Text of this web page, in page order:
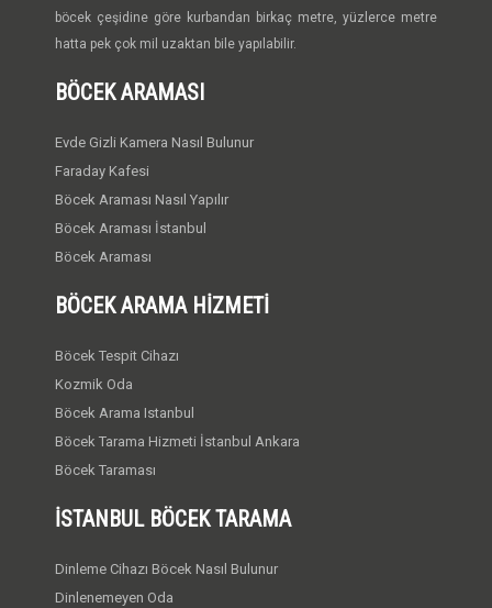
böcek çeşidine göre kurbandan birkaç metre, yüzlerce metre
hatta pek çok mil uzaktan bile yapılabilir.
BÖCEK ARAMASI
Evde Gizli Kamera Nasıl Bulunur
Faraday Kafesi
Böcek Araması Nasıl Yapılır
Böcek Araması İstanbul
Böcek Araması
BÖCEK ARAMA HIZMETI
Böcek Tespit Cihazı
Kozmik Oda
Böcek Arama Istanbul
Böcek Tarama Hizmeti İstanbul Ankara
Böcek Taraması
İSTANBUL BÖCEK TARAMA
Dinleme Cihazı Böcek Nasıl Bulunur
Dinlenemeyen Oda